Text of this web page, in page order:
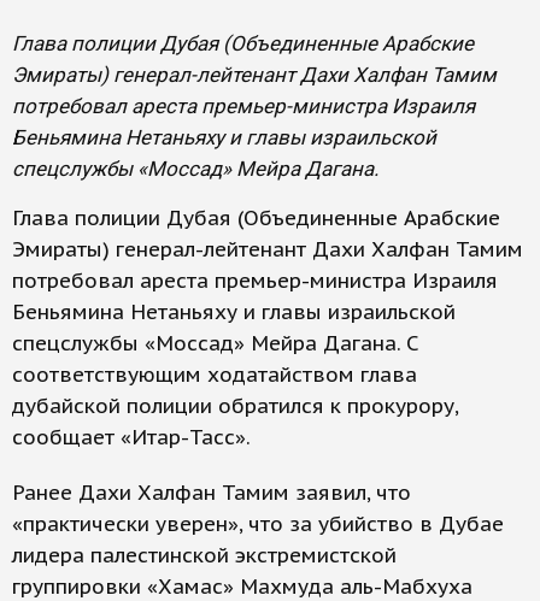
Глава полиции Дубая (Объединенные Арабские
Эмираты) генерал-лейтенант Дахи Халфан Тамим
потребовал ареста премьер-министра Израиля
Беньямина Нетаньяху и главы израильской
спецслужбы «Моссад» Мейра Дагана.
Глава полиции Дубая (Объединенные Арабские
Эмираты) генерал-лейтенант Дахи Халфан Тамим
потребовал ареста премьер-министра Израиля
Беньямина Нетаньяху и главы израильской
спецслужбы «Моссад» Мейра Дагана. С
соответствующим ходатайством глава
дубайской полиции обратился к прокурору,
сообщает «Итар-Тасс».
Ранее Дахи Халфан Тамим заявил, что
«практически уверен», что за убийство в Дубае
лидера палестинской экстремистской
группировки «Хамас» Махмуда аль-Мабхуха